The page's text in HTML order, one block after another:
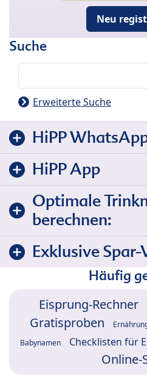
Neu
Suche
Erweiterte Suche
HiPP
HiPP App
Optimale
berechnen:
Exklusive
Häufig
Eisprung-Rechner
Gratisproben
Babynamen Checklisten für
Online-